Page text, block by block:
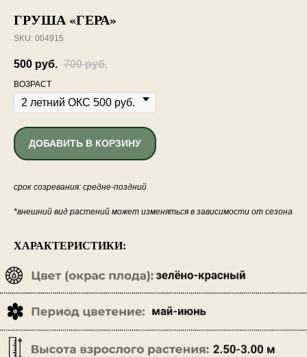
ГРУША «ГЕРА»
SKU: 004915
500 руб. 700 руб.
ВОЗРАСТ
ДОБАВИТЬ В КОРЗИНУ
срок созревания: средне-поздний
*внешний вид растений может изменяться в зависимости от сезона
ХАРАКТЕРИСТИКИ: